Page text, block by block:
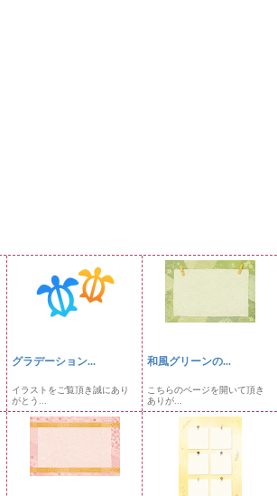
グラデーション...
イラストをご覧頂き誠にあり
がとう...
和風グリーンの...
こちらのページを開いて頂き
ありが...